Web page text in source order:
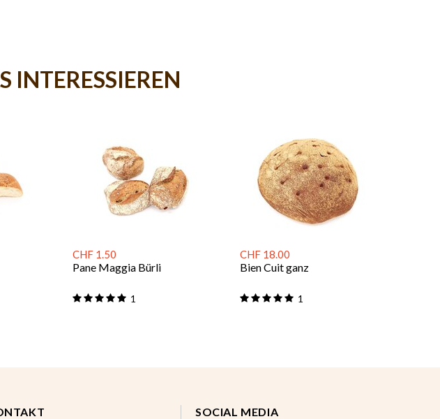
INTERESSIEREN
CHF 1.50
Pane Maggia Bürli
1
CHF 18.00
Bien Cuit ganz
1
SOCIAL MEDIA